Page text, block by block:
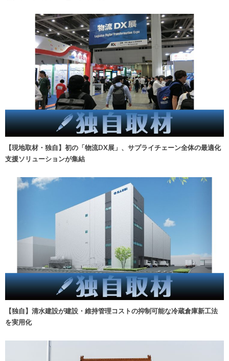
【現地取材・独自】初の「物流DX展」、サプライチェーン全体の最適化
支援ソリューションが集結
【独自】清水建設が建設・維持管理コストの抑制可能な冷蔵倉庫新工法
を実用化